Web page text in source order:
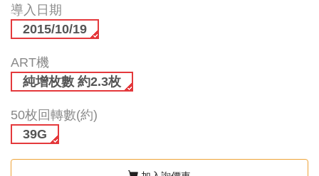
導入日期
2015/10/19
ART機
純增枚數 約2.3枚
50枚回轉數(約)
39G